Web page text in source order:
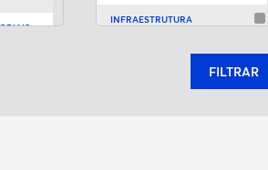
INFRAESTRUTURA
MERCADO DE TRABALHOFILTRAR